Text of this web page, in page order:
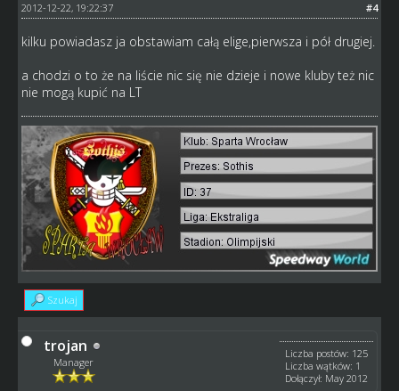
#4
2012-12-22, 19:22:37
kilku powiadasz ja obstawiam całą elige,pierwsza i pół drugiej.
a chodzi o to że na liście nic się nie dzieje i nowe kluby też nic
nie mogą kupić na LT
Szukaj
trojan
Manager
Liczba postów: 125
Liczba wątków: 1
Dołączył: May 2012